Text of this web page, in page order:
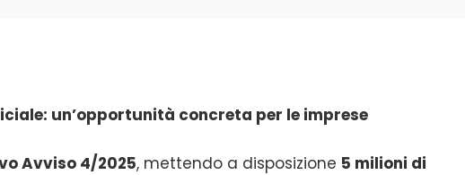
un’opportunità concreta per le imprese
Avviso 4/2025, mettendo a disposizione 5 milioni di